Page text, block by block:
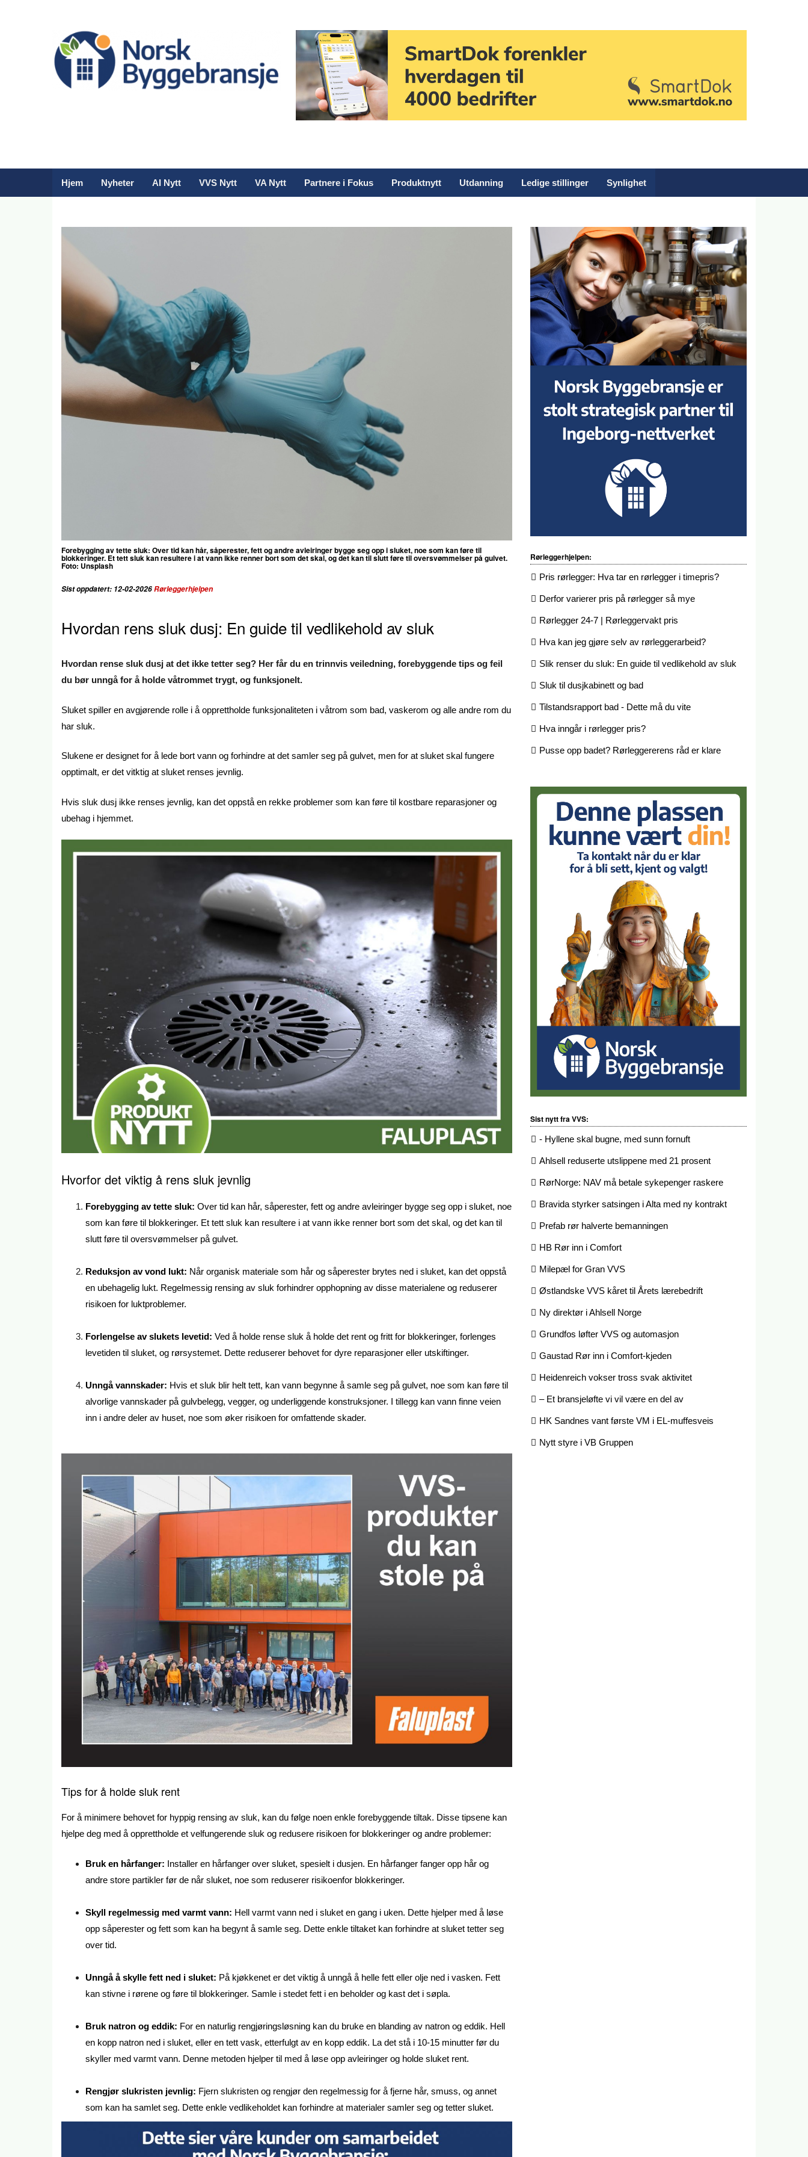
Hjem Nyheter AI Nytt VVS Nytt VA Nytt Partnere i Fokus Produktnytt Utdanning Ledige stillinger Synlighet
Forebygging av tette sluk: Over tid kan hår, såperester, fett og andre avleiringer bygge seg opp i sluket, noe som kan føre til
blokkeringer. Et tett sluk kan resultere i at vann ikke renner bort som det skal, og det kan til slutt føre til oversvømmelser på gulvet.
Foto: Unsplash
Sist oppdatert: 12-02-2026Rørleggerhjelpen
Hvordan rens sluk dusj: En guide til vedlikehold av sluk
Hvordan rense sluk dusj at det ikke tetter seg? Her får du en trinnvis veiledning, forebyggende tips og feil
du bør unngå for å holde våtrommet trygt, og funksjonelt.
Sluket spiller en avgjørende rolle i å opprettholde funksjonaliteten i våtrom som bad, vaskerom og alle andre rom du
har sluk.
Slukene er designet for å lede bort vann og forhindre at det samler seg på gulvet, men for at sluket skal fungere
opptimalt, er det vitktig at sluket renses jevnlig.
Hvis sluk dusj ikke renses jevnlig, kan det oppstå en rekke problemer som kan føre til kostbare reparasjoner og
ubehag i hjemmet.
Hvorfor det viktig å rens sluk jevnlig
Forebygging av tette sluk: Over tid kan hår, såperester, fett og andre avleiringer bygge seg opp i sluket, noe
som kan føre til blokkeringer. Et tett sluk kan resultere i at vann ikke renner bort som det skal, og det kan til
slutt føre til oversvømmelser på gulvet.
Reduksjon av vond lukt: Når organisk materiale som hår og såperester brytes ned i sluket, kan det oppstå
en ubehagelig lukt. Regelmessig rensing av sluk forhindrer opphopning av disse materialene og reduserer
risikoen for luktproblemer.
Forlengelse av slukets levetid: Ved å holde rense sluk å holde det rent og fritt for blokkeringer, forlenges
levetiden til sluket, og rørsystemet. Dette reduserer behovet for dyre reparasjoner eller utskiftinger.
Unngå vannskader: Hvis et sluk blir helt tett, kan vann begynne å samle seg på gulvet, noe som kan føre til
alvorlige vannskader på gulvbelegg, vegger, og underliggende konstruksjoner. I tillegg kan vann finne veien
inn i andre deler av huset, noe som øker risikoen for omfattende skader.
Tips for å holde sluk rent
For å minimere behovet for hyppig rensing av sluk, kan du følge noen enkle forebyggende tiltak. Disse tipsene kan
hjelpe deg med å opprettholde et velfungerende sluk og redusere risikoen for blokkeringer og andre problemer:
Bruk en hårfanger: Installer en hårfanger over sluket, spesielt i dusjen. En hårfanger fanger opp hår og
andre store partikler før de når sluket, noe som reduserer risikoenfor blokkeringer.
Skyll regelmessig med varmt vann: Hell varmt vann ned i sluket en gang i uken. Dette hjelper med å løse
opp såperester og fett som kan ha begynt å samle seg. Dette enkle tiltaket kan forhindre at sluket tetter seg
over tid.
Unngå å skylle fett ned i sluket: På kjøkkenet er det viktig å unngå å helle fett eller olje ned i vasken. Fett
kan stivne i rørene og føre til blokkeringer. Samle i stedet fett i en beholder og kast det i søpla.
Bruk natron og eddik: For en naturlig rengjøringsløsning kan du bruke en blanding av natron og eddik. Hell
en kopp natron ned i sluket, eller en tett vask, etterfulgt av en kopp eddik. La det stå i 10-15 minutter før du
skyller med varmt vann. Denne metoden hjelper til med å løse opp avleiringer og holde sluket rent.
Rengjør slukristen jevnlig: Fjern slukristen og rengjør den regelmessig for å fjerne hår, smuss, og annet
som kan ha samlet seg. Dette enkle vedlikeholdet kan forhindre at materialer samler seg og tetter sluket.
Rørleggerhjelpen:
Pris rørlegger: Hva tar en rørlegger i timepris?
Derfor varierer pris på rørlegger så mye
Rørlegger 24-7 | Rørleggervakt pris
Hva kan jeg gjøre selv av rørleggerarbeid?
Slik renser du sluk: En guide til vedlikehold av sluk
Sluk til dusjkabinett og bad
Tilstandsrapport bad - Dette må du vite
Hva inngår i rørlegger pris?
Pusse opp badet? Rørleggererens råd er klare
Sist nytt fra VVS:
- Hyllene skal bugne, med sunn fornuft
Ahlsell reduserte utslippene med 21 prosent
RørNorge: NAV må betale sykepenger raskere
Bravida styrker satsingen i Alta med ny kontrakt
Prefab rør halverte bemanningen
HB Rør inn i Comfort
Milepæl for Gran VVS
Østlandske VVS kåret til Årets lærebedrift
Ny direktør i Ahlsell Norge
Grundfos løfter VVS og automasjon
Gaustad Rør inn i Comfort-kjeden
Heidenreich vokser tross svak aktivitet
– Et bransjeløfte vi vil være en del av
HK Sandnes vant første VM i EL-muffesveis
Nytt styre i VB Gruppen